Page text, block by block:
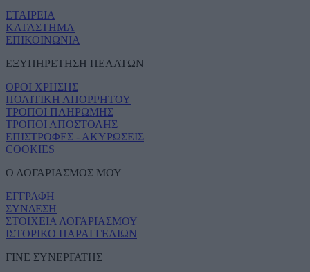
ΕΤΑΙΡΕΙΑ
ΚΑΤΑΣΤΗΜΑ
ΕΠΙΚΟΙΝΩΝΙΑ
ΕΞΥΠΗΡΕΤΗΣΗ ΠΕΛΑΤΩΝ
ΟΡΟΙ ΧΡΗΣΗΣ
ΠΟΛΙΤΙΚΗ ΑΠΟΡΡΗΤΟΥ
ΤΡΟΠΟΙ ΠΛΗΡΩΜΗΣ
ΤΡΟΠΟΙ ΑΠΟΣΤΟΛΗΣ
ΕΠΙΣΤΡΟΦΕΣ - ΑΚΥΡΩΣΕΙΣ
COOKIES
Ο ΛΟΓΑΡΙΑΣΜΟΣ ΜΟΥ
ΕΓΓΡΑΦΗ
ΣΥΝΔΕΣΗ
ΣΤΟΙΧΕΙΑ ΛΟΓΑΡΙΑΣΜΟΥ
ΙΣΤΟΡΙΚΟ ΠΑΡΑΓΓΕΛΙΩΝ
ΓΙΝΕ ΣΥΝΕΡΓΑΤΗΣ